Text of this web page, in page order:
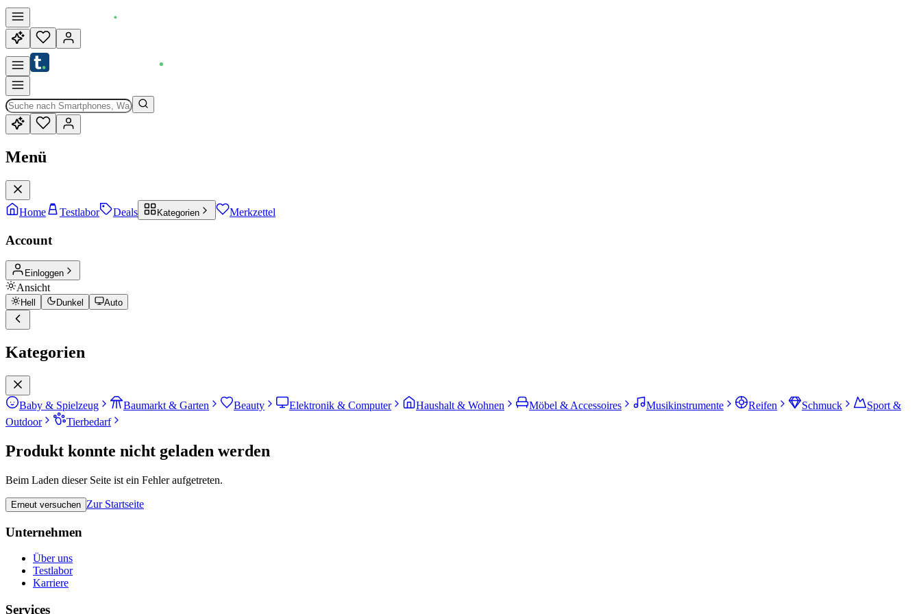
Menü
Home Testlabor Deals Kategorien Merkzettel
Account
Einloggen
Ansicht
Hell Dunkel Auto
Kategorien
Baby & Spielzeug Baumarkt & Garten Beauty Elektronik & Computer Haushalt & Wohnen Möbel & Accessoires Musikinstrumente Reifen Schmuck
Sport &
Outdoor
Tierbedarf
Produkt konnte nicht geladen werden
Beim Laden dieser Seite ist ein Fehler aufgetreten.
Erneut versuchen Zur Startseite
Unternehmen
Über uns
Testlabor
Karriere
Services